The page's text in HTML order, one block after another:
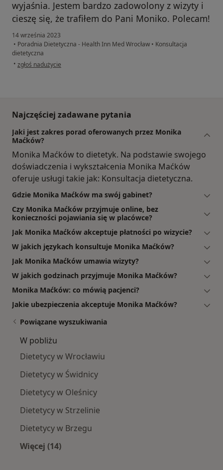
wyjaśnia. Jestem bardzo zadowolony z wizyty i
cieszę się, że trafiłem do Pani Moniko. Polecam!
14 września 2023
• Poradnia Dietetyczna - Health Inn Med Wrocław • Konsultacja
dietetyczna
• w opinii użytkownika Tomek
zgłoś nadużycie
Najczęściej zadawane pytania
Jaki jest zakres porad oferowanych przez Monika
Maćków?
Monika Maćków to dietetyk. Na podstawie swojego
doświadczenia i wykształcenia Monika Maćków
oferuje usługi takie jak: Konsultacja dietetyczna.
Gdzie Monika Maćków ma swój gabinet?
Czy Monika Maćków przyjmuje online, bez
konieczności pojawiania się w placówce?
Jak Monika Maćków akceptuje płatności po wizycie?
W jakich językach konsultuje Monika Maćków?
Jak Monika Maćków umawia wizyty?
W jakich godzinach przyjmuje Monika Maćków?
Monika Maćków: co mówią pacjenci?
Jakie ubezpieczenia akceptuje Monika Maćków?
Powiązane wyszukiwania
W pobliżu
Dietetycy w Wrocławiu
Dietetycy w Świdnicy
Dietetycy w Oleśnicy
Dietetycy w Strzelinie
Dietetycy w Brzegu
Więcej (14)